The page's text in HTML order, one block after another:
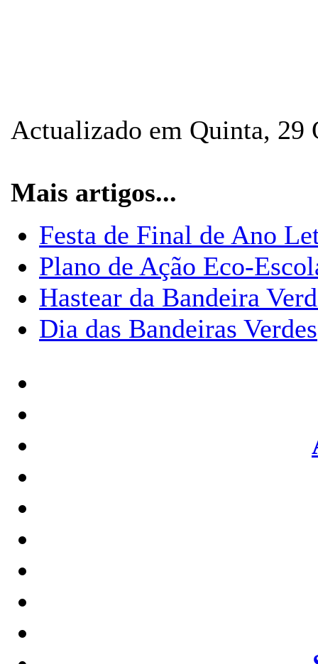
Actualizado em Quinta, 29
Mais artigos...
Festa de Final de Ano
Plano de Ação Eco-
Hastear da Bandeira
Dia das Bandeiras Verdes